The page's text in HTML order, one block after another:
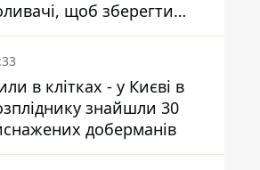
щоб зберегти
від деформації
в клітках - у Києві в
знайшли 30
доберманів